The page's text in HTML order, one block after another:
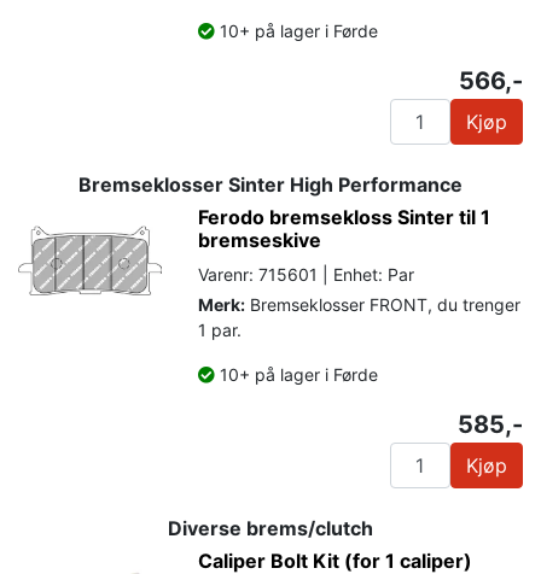
10+ på lager i Førde
566,-
Kjøp
Bremseklosser Sinter High Performance
Ferodo bremsekloss Sinter til 1
bremseskive
Varenr: 715601 | Enhet: Par
Merk: Bremseklosser FRONT, du trenger
1 par.
10+ på lager i Førde
585,-
Kjøp
Diverse brems/clutch
Caliper Bolt Kit (for 1 caliper)